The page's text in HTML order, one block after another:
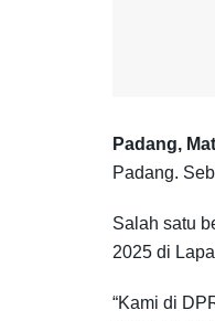
Padang,
Padang.
Salah satu
2025 di
“Kami di